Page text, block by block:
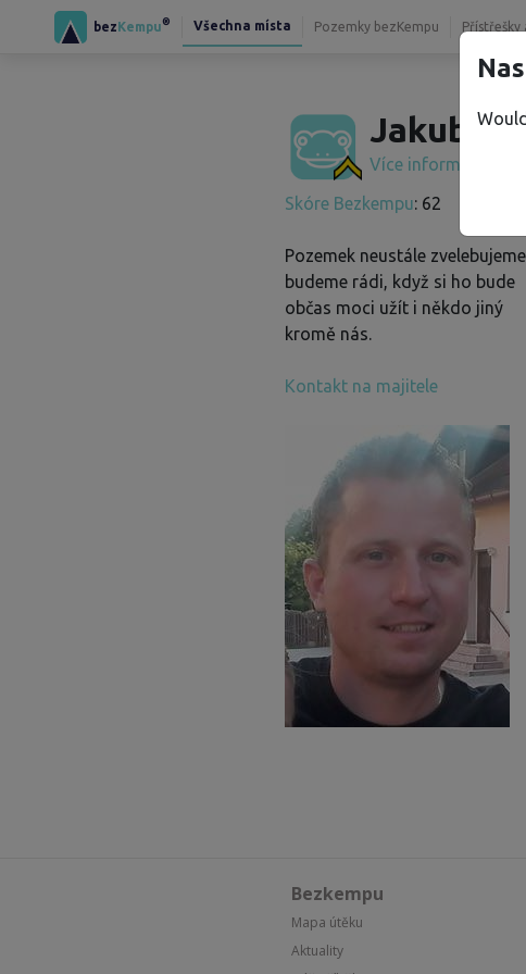
bezKempu® Všechna místa Pozemky bezKempu Přístřešky
Jakub V.
Více informací
Skóre Bezkempu: 62
Pozemek neustále
budeme rádi, když si ho bude
občas moci užít i někdo jiný
kromě nás.
Kontakt na majitele
Bezkempu
Mapa útěku
Aktuality